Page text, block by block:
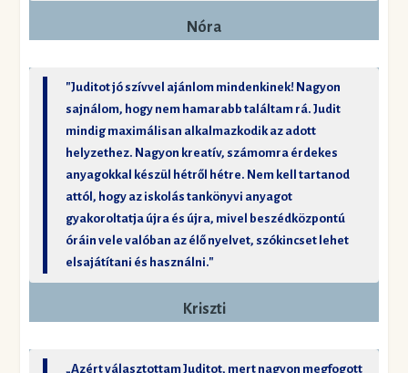
Nóra
"Juditot jó szívvel ajánlom mindenkinek! Nagyon
sajnálom, hogy nem hamarabb találtam rá. Judit
mindig maximálisan alkalmazkodik az adott
helyzethez. Nagyon kreatív, számomra érdekes
anyagokkal készül hétről hétre. Nem kell tartanod
attól, hogy az iskolás tankönyvi anyagot
gyakoroltatja újra és újra, mivel beszédközpontú
óráin vele valóban az élő nyelvet, szókincset lehet
elsajátítani és használni."
Kriszti
„Azért választottam Juditot, mert nagyon megfogott